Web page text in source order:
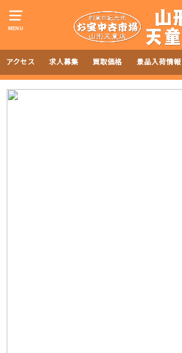
MENU
アクセス 求人募集 買取価格 景品入荷情報